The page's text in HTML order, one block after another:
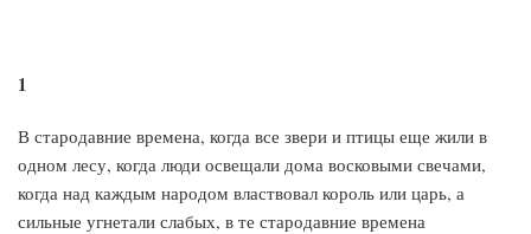
1
В стародавние времена, когда все звери и птицы еще жили в
одном лесу, когда люди освещали дома восковыми свечами,
когда над каждым народом властвовал король или царь, а
сильные угнетали слабых, в те стародавние времена